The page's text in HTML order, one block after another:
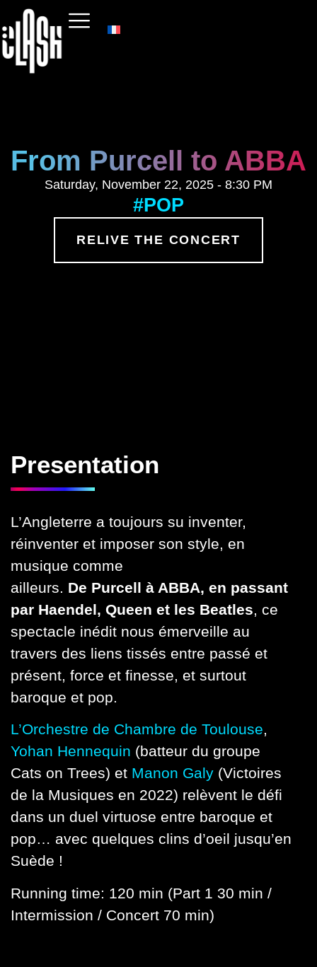
From Purcell to ABBA
Saturday, November 22, 2025 - 8:30 PM
#POP
RELIVE THE CONCERT
Presentation
L’Angleterre a toujours su inventer,
réinventer et imposer son style, en
musique comme
ailleurs. De Purcell à ABBA, en passant
par Haendel, Queen et les Beatles, ce
spectacle inédit nous émerveille au
travers des liens tissés entre passé et
présent, force et finesse, et surtout
baroque et pop.
L’Orchestre de Chambre de Toulouse,
Yohan Hennequin (batteur du groupe
Cats on Trees) et Manon Galy (Victoires
de la Musiques en 2022) relèvent le défi
dans un duel virtuose entre baroque et
pop… avec quelques clins d’oeil jusqu’en
Suède !
Running time: 120 min (Part 1 30 min /
Intermission / Concert 70 min)